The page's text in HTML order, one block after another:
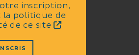
inscription,
la politique de
de ce site